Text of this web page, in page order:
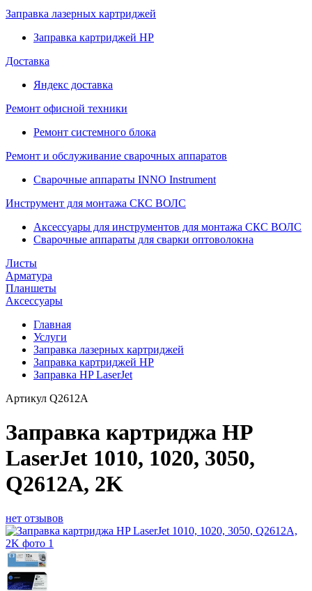
Заправка лазерных картриджей
Заправка картриджей HP
Доставка
Яндекс доставка
Ремонт офисной техники
Ремонт системного блока
Ремонт и обслуживание сварочных аппаратов
Сварочные аппараты INNO Instrument
Инструмент для монтажа СКС ВОЛС
Аксессуары для инструментов для монтажа СКС ВОЛС
Сварочные аппараты для сварки оптоволокна
Листы
Арматура
Планшеты
Аксессуары
Главная
Услуги
Заправка лазерных картриджей
Заправка картриджей HP
Заправка HP LaserJet
Артикул Q2612A
Заправка картриджа HP
LaserJet 1010, 1020, 3050,
Q2612A, 2K
нет отзывов